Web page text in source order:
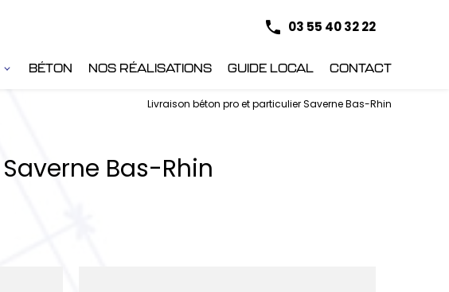
03 55 40 32 22
BÉTON NOS RÉALISATIONS GUIDE LOCAL CONTACT
Livraison béton pro et particulier Saverne Bas-Rhin
Bas-Rhin